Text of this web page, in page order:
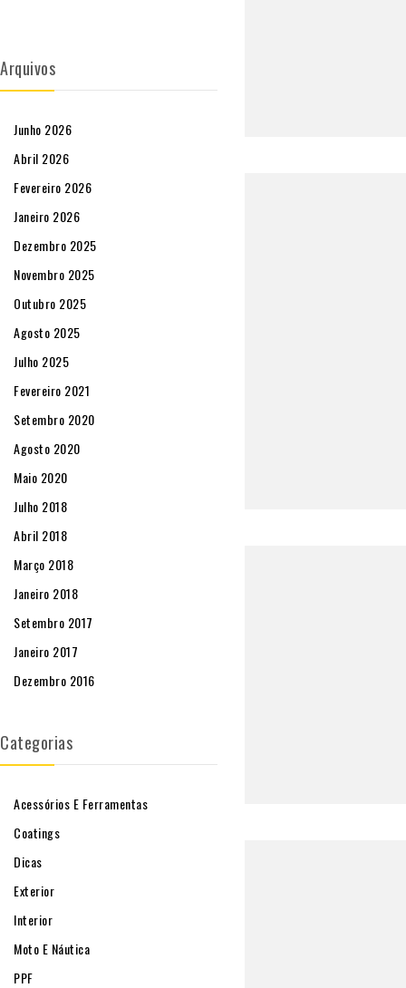
Arquivos
Junho 2026
Abril 2026
Fevereiro 2026
Janeiro 2026
Dezembro 2025
Novembro 2025
Outubro 2025
Agosto 2025
Julho 2025
Fevereiro 2021
Setembro 2020
Agosto 2020
Maio 2020
Julho 2018
Abril 2018
Março 2018
Janeiro 2018
Setembro 2017
Janeiro 2017
Dezembro 2016
Categorias
Acessórios E Ferramentas
Coatings
Dicas
Exterior
Interior
Moto E Náutica
PPF